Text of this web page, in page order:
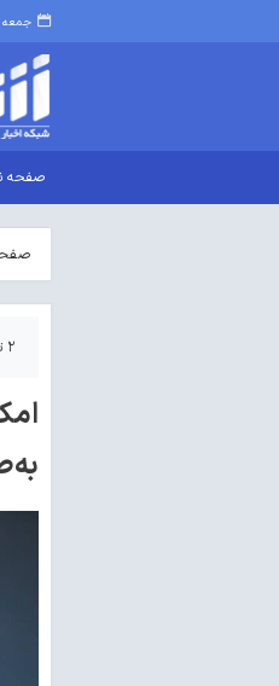
جمعه ۱۶ مرداد ۱۴۰۵
صفحه
۲ تیر ۱۴۰۵ - ۰۹:۲۰